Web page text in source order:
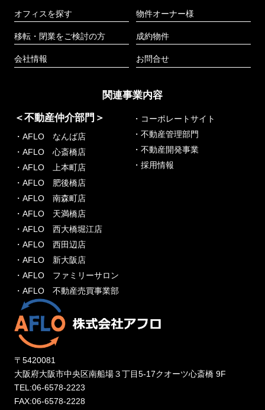
オフィスを探す
移転・閉業をご検討の方
会社情報
物件オーナー様
成約物件
お問合せ
関連事業内容
＜不動産仲介部門＞
・AFLO なんば店
・AFLO 心斎橋店
・AFLO 上本町店
・AFLO 肥後橋店
・AFLO 南森町店
・AFLO 天満橋店
・AFLO 西大橋堀江店
・AFLO 西田辺店
・AFLO 新大阪店
・AFLO ファミリーサロン
・AFLO 不動産売買事業部
・コーポレートサイト
・不動産管理部門
・不動産開発事業
・採用情報
〒5420081
大阪府大阪市中央区南船場３丁目5-17クオーツ心斎橋 9F
TEL:06-6578-2223
FAX:06-6578-2228